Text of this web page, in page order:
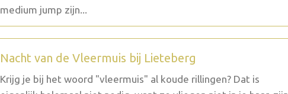
medium jump zijn...
Nacht van de Vleermuis bij Lieteberg
Krijg je bij het woord "vleermuis" al koude rillingen? Dat is